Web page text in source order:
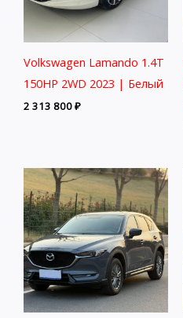
Volkswagen Lamando 1.4T
150HP 2WD 2023 | Белый
2 313 800₽